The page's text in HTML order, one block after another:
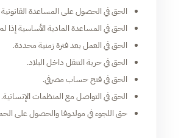
الحق في الحصول على المساعدة القانونية
الحق في المساعدة المادية الأساسية
الحق في العمل بعد فترة زمنية محددة.
الحق في حرية التنقل داخل البلاد.
الحق في فتح حساب مصرفي.
الحق في التواصل مع المنظمات الإنسانية.
حق اللجوء في مولدوفا والحصول على